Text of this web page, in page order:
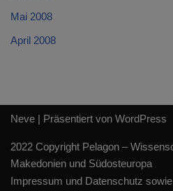
Mai 2008
April 2008
Neve | Präsentiert von WordPress
2022 Copyright Pelagon –
Makedonien und Südosteuropa
Impressum und Datenschutz